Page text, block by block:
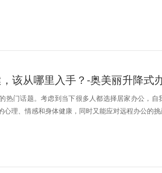
该从哪里入手？-奥美丽升降式
热门话题。考虑到当下很多人都选择居家办公，
心理、情感和身体健康，同时又能应对远程办公的挑